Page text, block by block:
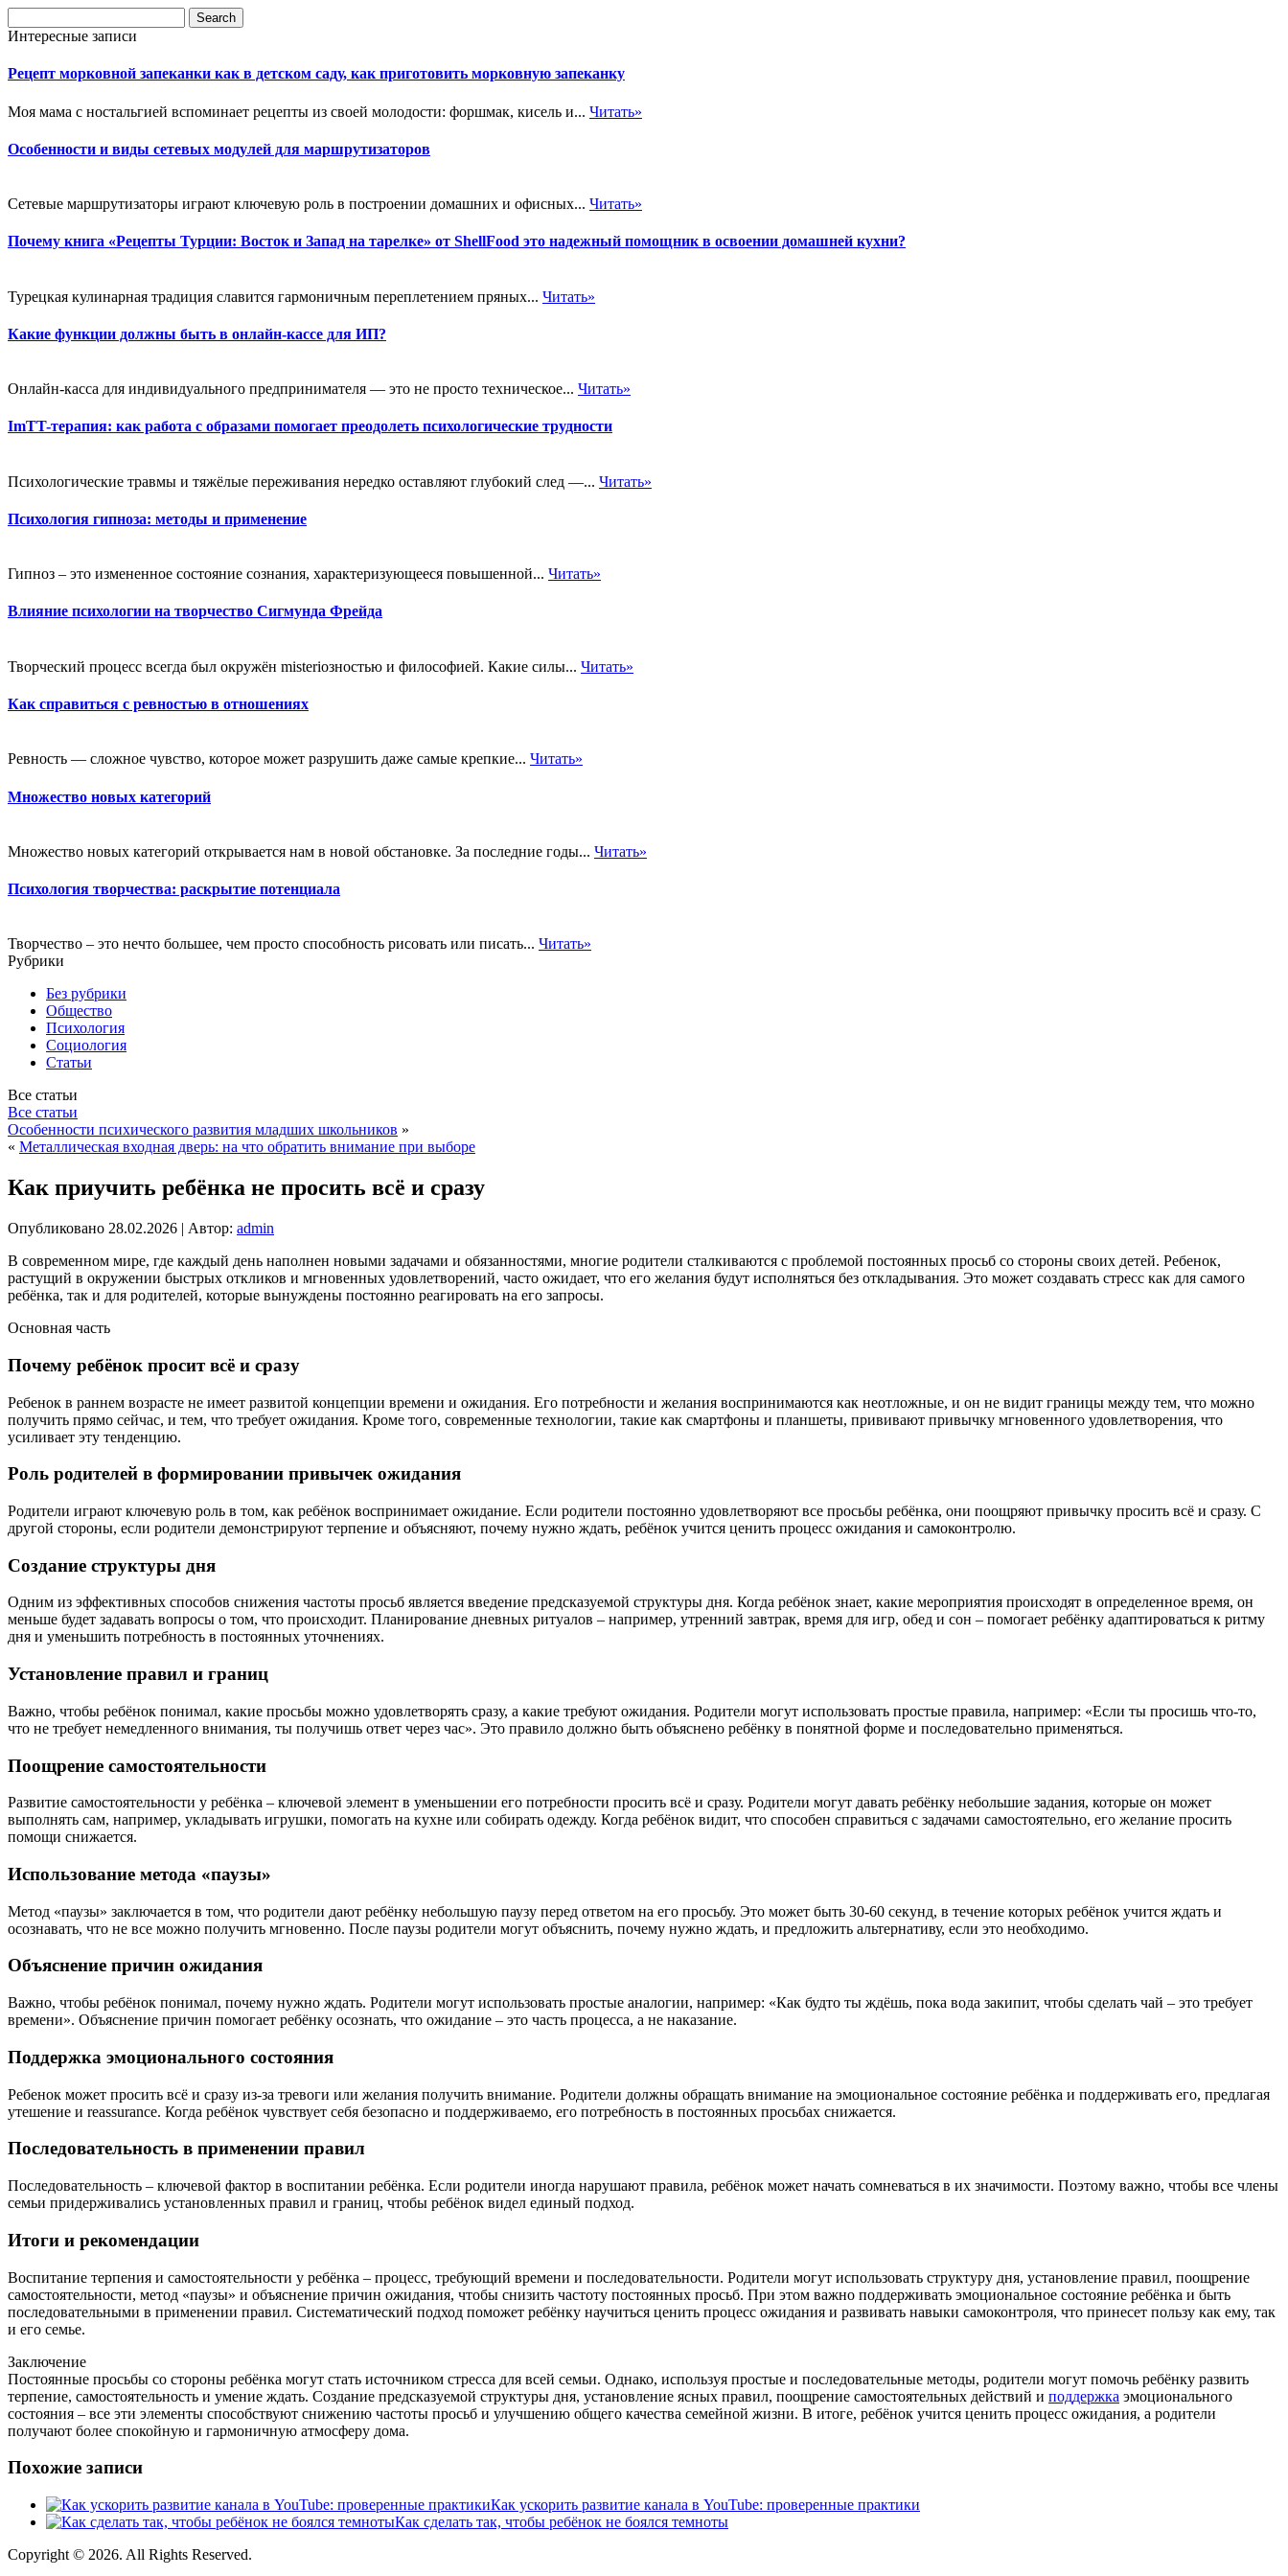
Интересные записи
Рецепт морковной запеканки как в детском саду, как приготовить морковную запеканку
Моя мама с ностальгией вспоминает рецепты из своей молодости: форшмак, кисель и... Читать»
Особенности и виды сетевых модулей для маршрутизаторов
Сетевые маршрутизаторы играют ключевую роль в построении домашних и офисных... Читать»
Почему книга «Рецепты Турции: Восток и Запад на тарелке» от ShellFood это надежный помощник в освоении домашней кухни?
Турецкая кулинарная традиция славится гармоничным переплетением пряных... Читать»
Какие функции должны быть в онлайн-кассе для ИП?
Онлайн-касса для индивидуального предпринимателя — это не просто техническое... Читать»
ImTT-терапия: как работа с образами помогает преодолеть психологические трудности
Психологические травмы и тяжёлые переживания нередко оставляют глубокий след —... Читать»
Психология гипноза: методы и применение
Гипноз – это измененное состояние сознания, характеризующееся повышенной... Читать»
Влияние психологии на творчество Сигмунда Фрейда
Творческий процесс всегда был окружён misteriозностью и философией. Какие силы... Читать»
Как справиться с ревностью в отношениях
Ревность — сложное чувство, которое может разрушить даже самые крепкие... Читать»
Множество новых категорий
Множество новых категорий открывается нам в новой обстановке. За последние годы... Читать»
Психология творчества: раскрытие потенциала
Творчество – это нечто большее, чем просто способность рисовать или писать... Читать»
Рубрики
Без рубрики
Общество
Психология
Социология
Статьи
Все статьи
Все статьи
Особенности психического развития младших школьников »
« Металлическая входная дверь: на что обратить внимание при выборе
Как приучить ребёнка не просить всё и сразу
Опубликовано 28.02.2026 | Автор: admin
В современном мире, где каждый день наполнен новыми задачами и обязанностями, многие родители сталкиваются с проблемой постоянных просьб со стороны своих детей. Ребенок,
растущий в окружении быстрых откликов и мгновенных удовлетворений, часто ожидает, что его желания будут исполняться без откладывания. Это может создавать стресс как для самого
ребёнка, так и для родителей, которые вынуждены постоянно реагировать на его запросы.
Основная часть
Почему ребёнок просит всё и сразу
Ребенок в раннем возрасте не имеет развитой концепции времени и ожидания. Его потребности и желания воспринимаются как неотложные, и он не видит границы между тем, что можно
получить прямо сейчас, и тем, что требует ожидания. Кроме того, современные технологии, такие как смартфоны и планшеты, прививают привычку мгновенного удовлетворения, что
усиливает эту тенденцию.
Роль родителей в формировании привычек ожидания
Родители играют ключевую роль в том, как ребёнок воспринимает ожидание. Если родители постоянно удовлетворяют все просьбы ребёнка, они поощряют привычку просить всё и сразу. С
другой стороны, если родители демонстрируют терпение и объясняют, почему нужно ждать, ребёнок учится ценить процесс ожидания и самоконтролю.
Создание структуры дня
Одним из эффективных способов снижения частоты просьб является введение предсказуемой структуры дня. Когда ребёнок знает, какие мероприятия происходят в определенное время, он
меньше будет задавать вопросы о том, что происходит. Планирование дневных ритуалов – например, утренний завтрак, время для игр, обед и сон – помогает ребёнку адаптироваться к ритму
дня и уменьшить потребность в постоянных уточнениях.
Установление правил и границ
Важно, чтобы ребёнок понимал, какие просьбы можно удовлетворять сразу, а какие требуют ожидания. Родители могут использовать простые правила, например: «Если ты просишь что-то,
что не требует немедленного внимания, ты получишь ответ через час». Это правило должно быть объяснено ребёнку в понятной форме и последовательно применяться.
Поощрение самостоятельности
Развитие самостоятельности у ребёнка – ключевой элемент в уменьшении его потребности просить всё и сразу. Родители могут давать ребёнку небольшие задания, которые он может
выполнять сам, например, укладывать игрушки, помогать на кухне или собирать одежду. Когда ребёнок видит, что способен справиться с задачами самостоятельно, его желание просить
помощи снижается.
Использование метода «паузы»
Метод «паузы» заключается в том, что родители дают ребёнку небольшую паузу перед ответом на его просьбу. Это может быть 30‑60 секунд, в течение которых ребёнок учится ждать и
осознавать, что не все можно получить мгновенно. После паузы родители могут объяснить, почему нужно ждать, и предложить альтернативу, если это необходимо.
Объяснение причин ожидания
Важно, чтобы ребёнок понимал, почему нужно ждать. Родители могут использовать простые аналогии, например: «Как будто ты ждёшь, пока вода закипит, чтобы сделать чай – это требует
времени». Объяснение причин помогает ребёнку осознать, что ожидание – это часть процесса, а не наказание.
Поддержка эмоционального состояния
Ребенок может просить всё и сразу из-за тревоги или желания получить внимание. Родители должны обращать внимание на эмоциональное состояние ребёнка и поддерживать его, предлагая
утешение и reassurance. Когда ребёнок чувствует себя безопасно и поддерживаемо, его потребность в постоянных просьбах снижается.
Последовательность в применении правил
Последовательность – ключевой фактор в воспитании ребёнка. Если родители иногда нарушают правила, ребёнок может начать сомневаться в их значимости. Поэтому важно, чтобы все члены
семьи придерживались установленных правил и границ, чтобы ребёнок видел единый подход.
Итоги и рекомендации
Воспитание терпения и самостоятельности у ребёнка – процесс, требующий времени и последовательности. Родители могут использовать структуру дня, установление правил, поощрение
самостоятельности, метод «паузы» и объяснение причин ожидания, чтобы снизить частоту постоянных просьб. При этом важно поддерживать эмоциональное состояние ребёнка и быть
последовательными в применении правил. Систематический подход поможет ребёнку научиться ценить процесс ожидания и развивать навыки самоконтроля, что принесет пользу как ему, так
и его семье.
Заключение
Постоянные просьбы со стороны ребёнка могут стать источником стресса для всей семьи. Однако, используя простые и последовательные методы, родители могут помочь ребёнку развить
терпение, самостоятельность и умение ждать. Создание предсказуемой структуры дня, установление ясных правил, поощрение самостоятельных действий и поддержка эмоционального
состояния – все эти элементы способствуют снижению частоты просьб и улучшению общего качества семейной жизни. В итоге, ребёнок учится ценить процесс ожидания, а родители
получают более спокойную и гармоничную атмосферу дома.
Похожие записи
Как ускорить развитие канала в YouTube: проверенные практики
Как сделать так, чтобы ребёнок не боялся темноты
Copyright © 2026. All Rights Reserved.